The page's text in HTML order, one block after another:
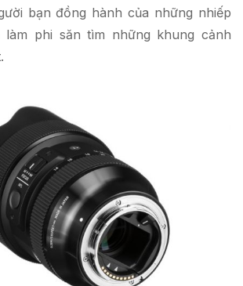
bạn đồng hành của những nhiếp
phi săn tìm những khung cảnh